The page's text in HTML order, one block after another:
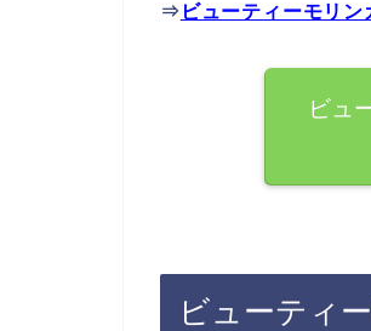
⇒ ビューティーモリ
ビュ
ビューティ